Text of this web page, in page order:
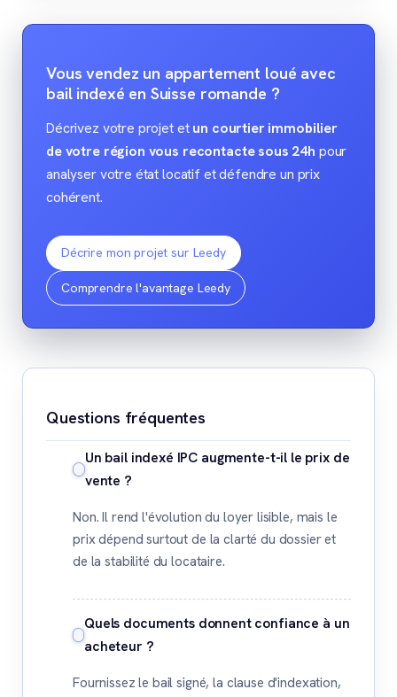
Vous vendez un appartement loué avec
bail indexé en Suisse romande ?
Décrivez votre projet etun courtier immobilier
de votre région vous recontacte sous 24h pour
analyser votre état locatif et défendre un prix
cohérent.
Décrire mon projet sur Leedy
Comprendre l'avantage Leedy
Questions fréquentes
Un bail indexé IPC augmente-t-il le prix de
vente ?
Non. Il rend l'évolution du loyer lisible, mais le
prix dépend surtout de la clarté du dossier et
de la stabilité du locataire.
Quels documents donnent confiance à un
acheteur ?
Fournissez le bail signé, la clause d'indexation,